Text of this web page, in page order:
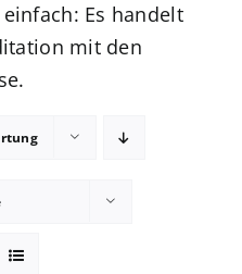
Es handelt
mit den